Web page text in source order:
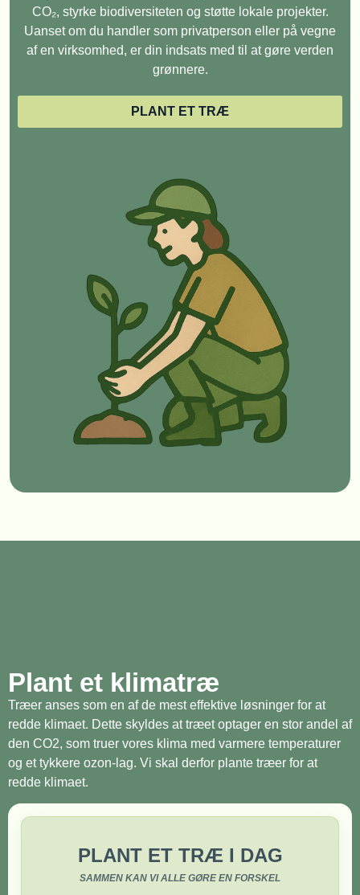
CO₂, styrke biodiversiteten og støtte lokale projekter.
Uanset om du handler som privatperson eller på vegne
af en virksomhed, er din indsats med til at gøre verden
grønnere.
PLANT ET TRÆ
Plant et klimatræ
Træer anses som en af de mest effektive løsninger for at
redde klimaet. Dette skyldes at træet optager en stor andel af
den CO2, som truer vores klima med varmere temperaturer
og et tykkere ozon-lag. Vi skal derfor plante træer for at
redde klimaet.
PLANT ET TRÆ I DAG
SAMMEN KAN VI ALLE GØRE EN FORSKEL